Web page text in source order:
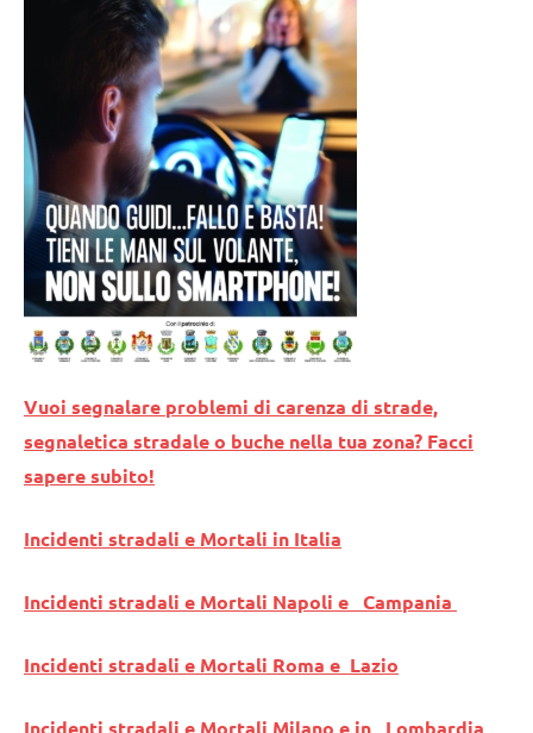
Vuoi segnalare problemi di carenza di strade,
segnaletica stradale o buche nella tua zona? Facci
sapere subito!
Incidenti stradali e Mortali in Italia
Incidenti stradali e Mortali Napoli e Campania
Incidenti stradali e Mortali Roma e Lazio
Incidenti stradali e Mortali Milano e in Lombardia